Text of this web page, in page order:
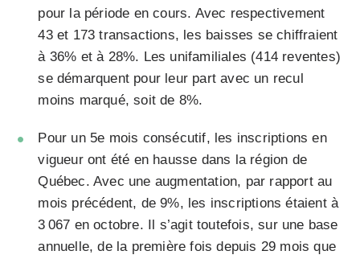
pour la période en cours. Avec respectivement
43 et 173 transactions, les baisses se chiffraient
à 36% et à 28%. Les unifamiliales (414 reventes)
se démarquent pour leur part avec un recul
moins marqué, soit de 8%.
Pour un 5e mois consécutif, les inscriptions en
vigueur ont été en hausse dans la région de
Québec. Avec une augmentation, par rapport au
mois précédent, de 9%, les inscriptions étaient à
3 067 en octobre. Il s’agit toutefois, sur une base
annuelle, de la première fois depuis 29 mois que